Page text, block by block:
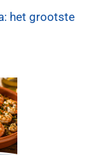
het grootste